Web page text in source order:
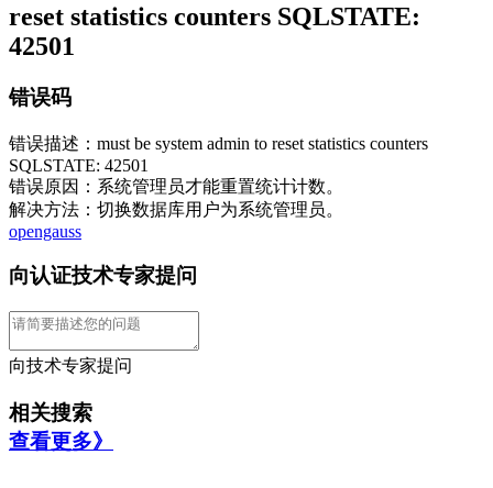
reset statistics counters SQLSTATE:
42501
错误码
错误描述：must be system admin to reset statistics counters
SQLSTATE: 42501
错误原因：系统管理员才能重置统计计数。
解决方法：切换数据库用户为系统管理员。
opengauss
向认证技术专家提问
向技术专家提问
相关搜索
查看更多》